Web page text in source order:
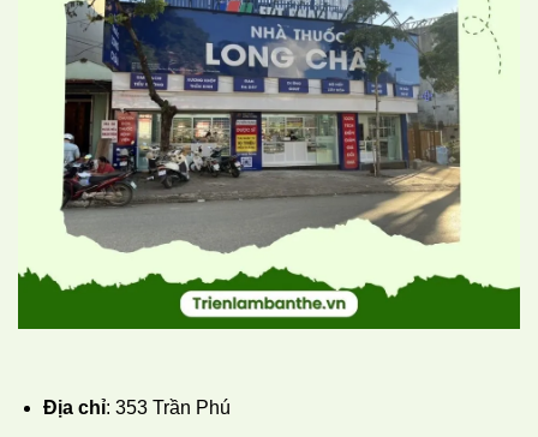
Địa chỉ: 353 Trần Phú